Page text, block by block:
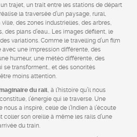
trajet, un trait entre les stations de départ
la traversée d’un paysage, rural,
des zones industrielles, des arbres,
des plans d’eau… Les images défilent, le
variations. Comme le travelling d’un film
une impression différente, des
humeur, une météo différente, des
se transforment… et des sonorités
moins attention.
du rail , à l’histoire qu’il nous
l’énergie qui le traverse. Une
a inspiré, celle de l’Indien à l’écoute
coller son oreille à même les rails d’une
du train.